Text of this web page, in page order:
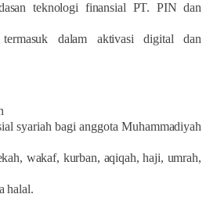
teknologi finansial PT. PIN dan
termasuk dalam aktivasi digital dan
syariah bagi anggota Muhammadiyah
wakaf, kurban, aqiqah, haji, umrah,
halal.